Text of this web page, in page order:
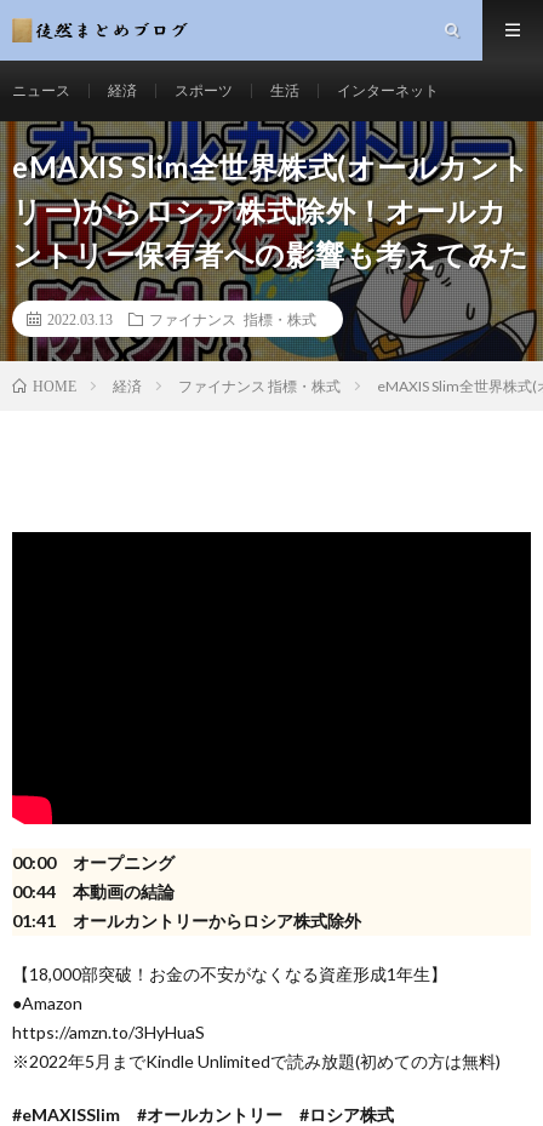
ニュース 経済 スポーツ 生活 インターネット
eMAXIS Slim全世界株式(オールカント
リー)からロシア株式除外！オールカ
ントリー保有者への影響も考えてみた
2022.03.13 ファイナンス 指標・株式
HOME 経済 ファイナンス 指標・株式 eMAXIS Slim全世界株式
00:00 オープニング
00:44 本動画の結論
01:41 オールカントリーからロシア株式除外
【18,000部突破！お金の不安がなくなる資産形成1年生】
●Amazon
https://amzn.to/3HyHuaS
※2022年5月までKindle Unlimitedで読み放題(初めての方は無料)
#eMAXISSlim #オールカントリー #ロシア株式